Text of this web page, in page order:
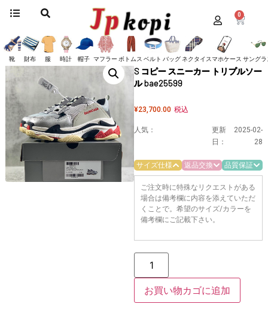
0
靴 財布 服 時計 帽子 マフラー ボトムス ベルト バッグネクタイ スマホケース サング
ホーム /バレンシアガ /スニーカー/ 追跡付き発送 バレンシアガ Triple S
コピー スニーカー トリプルソール bae25599
追跡付き発送 バレンシアガ Triple
S コピー スニーカー トリプルソー
ル bae25599
¥23,700.00 税込
人気：
更新
日：
2025-02-
28
サイズ仕様 返品交換 品質保証
ご注文時に特殊なリクエストがある
場合は備考欄に内容を添えていただ
くことで。希望のサイズ/カラーを
備考欄にご記載下さい。
お買い物カゴに追加